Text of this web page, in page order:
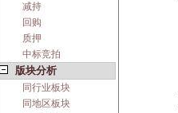
减持
回购
质押
中标竞拍
版块分析
同行业板块
同地区板块